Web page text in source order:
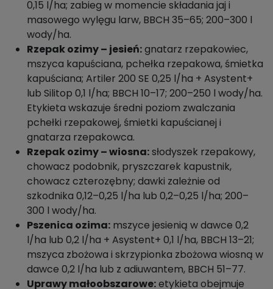
0,15 l/ha; zabieg w momencie składania jaj i
masowego wylęgu larw, BBCH 35–65; 200–300 l
wody/ha.
Rzepak ozimy – jesień:gnatarz rzepakowiec,
mszyca kapuściana, pchełka rzepakowa, śmietka
kapuściana; Artiler 200 SE 0,25 l/ha + Asystent+
lub Silitop 0,1 l/ha; BBCH 10–17; 200–250 l wody/ha.
Etykieta wskazuje średni poziom zwalczania
pchełki rzepakowej, śmietki kapuścianej i
gnatarza rzepakowca.
Rzepak ozimy – wiosna:słodyszek rzepakowy,
chowacz podobnik, pryszczarek kapustnik,
chowacz czterozębny; dawki zależnie od
szkodnika 0,12–0,25 l/ha lub 0,2–0,25 l/ha; 200–
300 l wody/ha.
Pszenica ozima: mszyce jesienią w dawce 0,2
l/ha lub 0,2 l/ha + Asystent+ 0,1 l/ha, BBCH 13–21;
mszyca zbożowa i skrzypionka zbożowa wiosną w
dawce 0,2 l/ha lub z adiuwantem, BBCH 51–77.
Uprawy małoobszarowe:etykieta obejmuje